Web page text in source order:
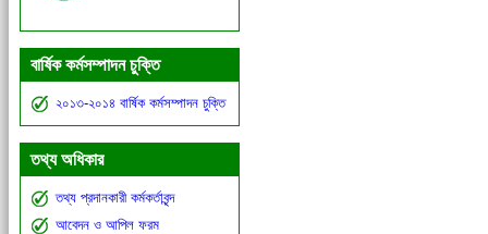
বার্ষিক কর্মসম্পাদন চুক্তি
২০১৩-২০১৪ বার্ষিক কর্মসম্পাদন চুক্তি
তথ্য অধিকার
তথ্য প্রদানকারী কর্মকর্তাবৃন্দ
আবেদন ও আপিল ফরম